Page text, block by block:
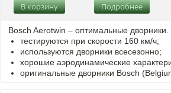
Подробнее
В корзину
Bosch Aerotwin – оптимальные дворники.
тестируются при скорости 160 км/ч;
используются дворники всесезонно;
хорошие аэродинамические
оригинальные дворники Bosch